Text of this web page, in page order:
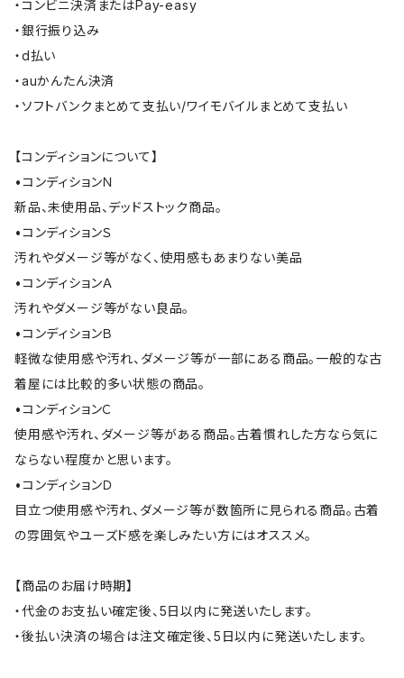
・コンビニ決済またはPay-easy
・銀行振り込み
・d払い
・auかんたん決済
・ソフトバンクまとめて支払い/ワイモバイルまとめて支払い
【コンディションについて】
•コンディションＮ
新品、未使用品、デッドストック商品。
•コンディションＳ
汚れやダメージ等がなく、使用感もあまりない美品
•コンディションＡ
汚れやダメージ等がない良品。
•コンディションＢ
軽微な使用感や汚れ、ダメージ等が一部にある商品。一般的な古
着屋には比較的多い状態の商品。
•コンディションＣ
使用感や汚れ、ダメージ等がある商品。古着慣れした方なら気に
ならない程度かと思います。
•コンディションＤ
目立つ使用感や汚れ、ダメージ等が数箇所に見られる商品。古着
の雰囲気やユーズド感を楽しみたい方にはオススメ。
【商品のお届け時期】
・代金のお支払い確定後、5日以内に発送いたします。
・後払い決済の場合は注文確定後、5日以内に発送いたします。